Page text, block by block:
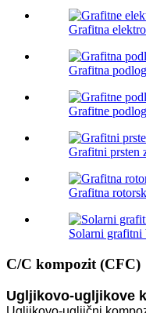
Grafitna
Grafitna
Grafitne
Grafitni prsten
Grafitna
Solarni grafitni
C/C kompozit (CFC)
Ugljikovo-ugljikove